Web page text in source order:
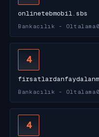
onlinetebmobil.sbs
Bankacılık - Oltalama
4
Bankacılık - Oltalama
4